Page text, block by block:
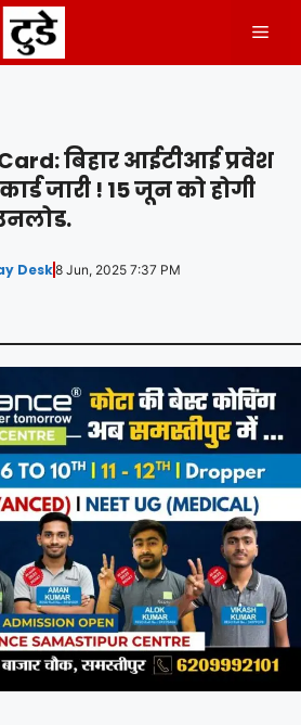
बिहार आईटीआई प्रवेश
जारी ! 15 जून को होगी
Desk8 Jun, 2025 7:37 PM